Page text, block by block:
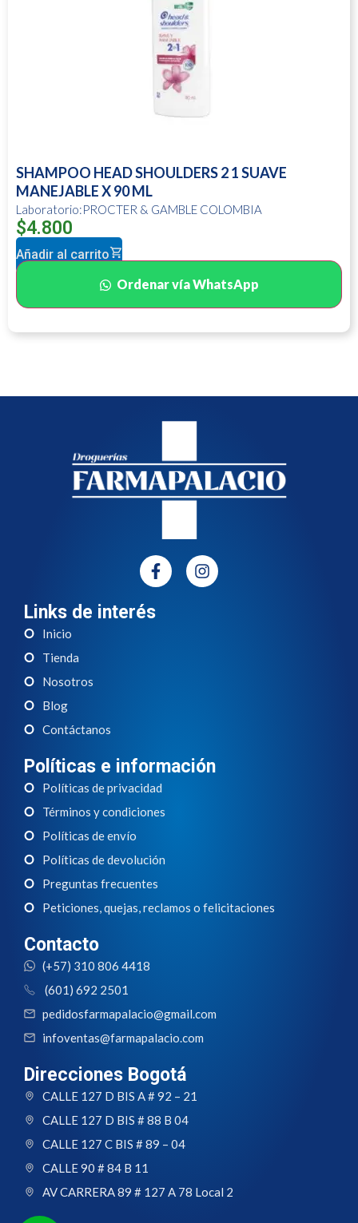
SHAMPOO HEAD SHOULDERS 2 1 SUAVE
MANEJABLE X 90 ML
Laboratorio:PROCTER & GAMBLE COLOMBIA
$4.800
Añadir al carrito
Ordenar vía WhatsApp
Links de interés
Inicio
Tienda
Nosotros
Blog
Contáctanos
Políticas e información
Políticas de privacidad
Términos y condiciones
Políticas de envío
Políticas de devolución
Preguntas frecuentes
Peticiones, quejas, reclamos o felicitaciones
Contacto
(+57) 310 806 4418
(601) 692 2501
pedidosfarmapalacio@gmail.com
infoventas@farmapalacio.com
Direcciones Bogotá
CALLE 127 D BIS A # 92 – 21
CALLE 127 D BIS # 88 B 04
CALLE 127 C BIS # 89 – 04
CALLE 90 # 84 B 11
AV CARRERA 89 # 127 A 78 Local 2